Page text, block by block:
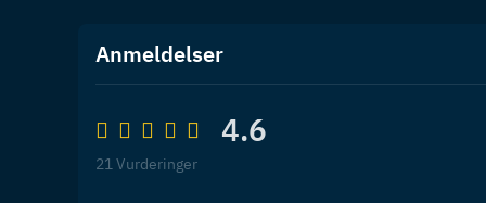
Anmeldelser
4.6
21 Vurderinger